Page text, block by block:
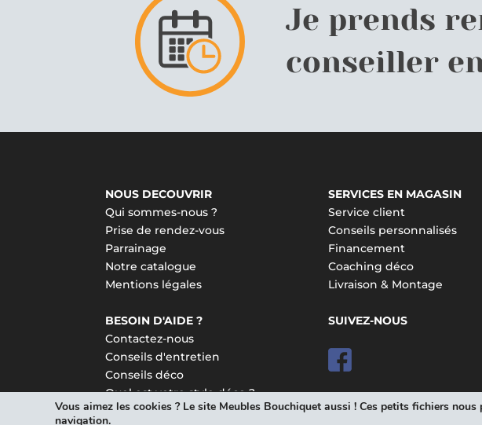
Je prends
conseiller
NOUS DECOUVRIR
Qui sommes-nous ?
Prise de rendez-vous
Parrainage
Notre catalogue
Mentions légales
BESOIN D'AIDE ?
Contactez-nous
Conseils d'entretien
Conseils déco
Quel est votre style déco ?
SERVICES EN MAGASIN
Service client
Conseils personnalisés
Financement
Coaching déco
Livraison & Montage
SUIVEZ-NOUS
Vous aimez les cookies ? Le site Meubles Bouchiquet aussi ! Ces petits fichiers
navigation.